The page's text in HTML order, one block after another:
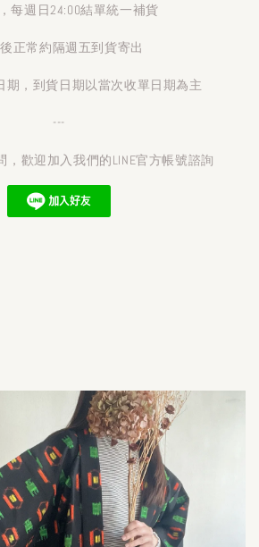
每週日24:00結單統一補貨
正常約隔週五到貨寄出
期，到貨日期以當次收單日期為主
---
，歡迎加入我們的LINE官方帳號諮詢